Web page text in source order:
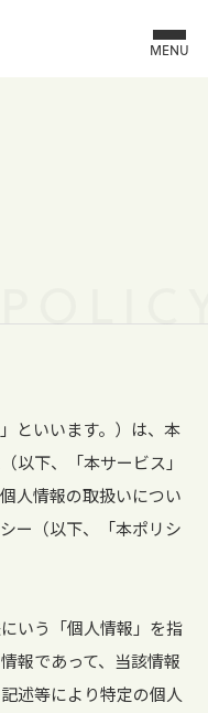
MENU
といいます。）は、本
以下、「本サービス」
人情報の取扱いについ
ー（以下、「本ポリシ
いう「個人情報」を指
報であって、当該情報
述等により特定の個人